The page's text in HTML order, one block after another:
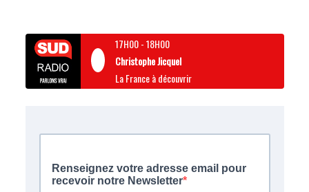
17H00-18H00
Christophe Jicquel
La France à découvrir